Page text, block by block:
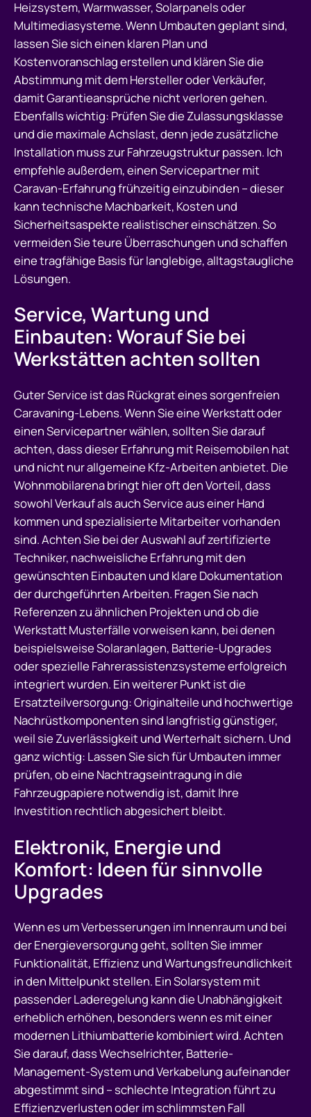
Heizsystem, Warmwasser, Solarpanels oder
Multimediasysteme. Wenn Umbauten geplant sind,
lassen Sie sich einen klaren Plan und
Kostenvoranschlag erstellen und klären Sie die
Abstimmung mit dem Hersteller oder Verkäufer,
damit Garantieansprüche nicht verloren gehen.
Ebenfalls wichtig: Prüfen Sie die Zulassungsklasse
und die maximale Achslast, denn jede zusätzliche
Installation muss zur Fahrzeugstruktur passen. Ich
empfehle außerdem, einen Servicepartner mit
Caravan-Erfahrung frühzeitig einzubinden – dieser
kann technische Machbarkeit, Kosten und
Sicherheitsaspekte realistischer einschätzen. So
vermeiden Sie teure Überraschungen und schaffen
eine tragfähige Basis für langlebige, alltagstaugliche
Lösungen.
Service, Wartung und
Einbauten: Worauf Sie bei
Werkstätten achten sollten
Guter Service ist das Rückgrat eines sorgenfreien
Caravaning-Lebens. Wenn Sie eine Werkstatt oder
einen Servicepartner wählen, sollten Sie darauf
achten, dass dieser Erfahrung mit Reisemobilen hat
und nicht nur allgemeine Kfz-Arbeiten anbietet. Die
Wohnmobilarena bringt hier oft den Vorteil, dass
sowohl Verkauf als auch Service aus einer Hand
kommen und spezialisierte Mitarbeiter vorhanden
sind. Achten Sie bei der Auswahl auf zertifizierte
Techniker, nachweisliche Erfahrung mit den
gewünschten Einbauten und klare Dokumentation
der durchgeführten Arbeiten. Fragen Sie nach
Referenzen zu ähnlichen Projekten und ob die
Werkstatt Musterfälle vorweisen kann, bei denen
beispielsweise Solaranlagen, Batterie-Upgrades
oder spezielle Fahrerassistenzsysteme erfolgreich
integriert wurden. Ein weiterer Punkt ist die
Ersatzteilversorgung: Originalteile und hochwertige
Nachrüstkomponenten sind langfristig günstiger,
weil sie Zuverlässigkeit und Werterhalt sichern. Und
ganz wichtig: Lassen Sie sich für Umbauten immer
prüfen, ob eine Nachtragseintragung in die
Fahrzeugpapiere notwendig ist, damit Ihre
Investition rechtlich abgesichert bleibt.
Elektronik, Energie und
Komfort: Ideen für sinnvolle
Upgrades
Wenn es um Verbesserungen im Innenraum und bei
der Energieversorgung geht, sollten Sie immer
Funktionalität, Effizienz und Wartungsfreundlichkeit
in den Mittelpunkt stellen. Ein Solarsystem mit
passender Laderegelung kann die Unabhängigkeit
erheblich erhöhen, besonders wenn es mit einer
modernen Lithiumbatterie kombiniert wird. Achten
Sie darauf, dass Wechselrichter, Batterie-
Management-System und Verkabelung aufeinander
abgestimmt sind – schlechte Integration führt zu
Effizienzverlusten oder im schlimmsten Fall